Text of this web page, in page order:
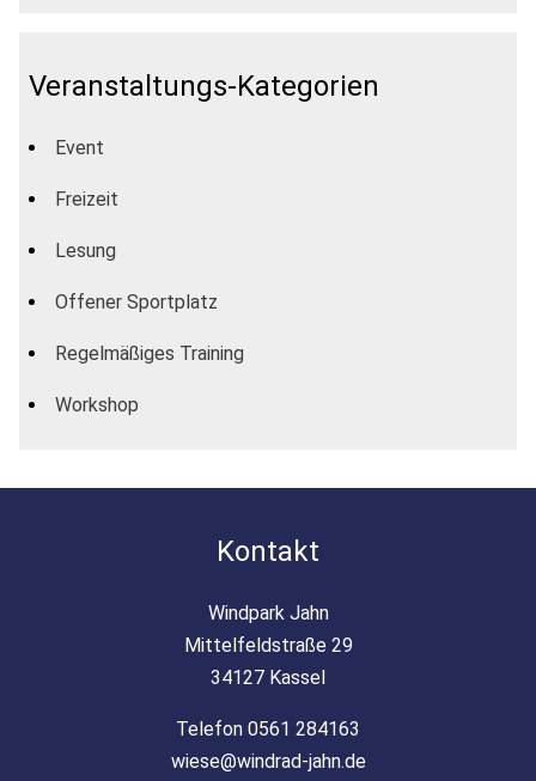
Veranstaltungs-Kategorien
Event
Freizeit
Lesung
Offener Sportplatz
Regelmäßiges Training
Workshop
Kontakt
Windpark Jahn
Mittelfeldstraße 29
34127 Kassel
Telefon 0561 284163
wiese@windrad-jahn.de